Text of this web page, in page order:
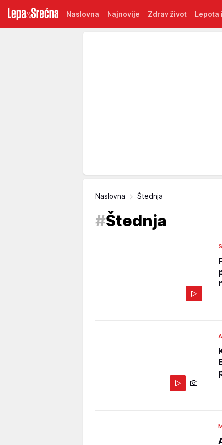
Naslovna Najnovije Zdrav život Lepota
Naslovna Štednja
#Štednja